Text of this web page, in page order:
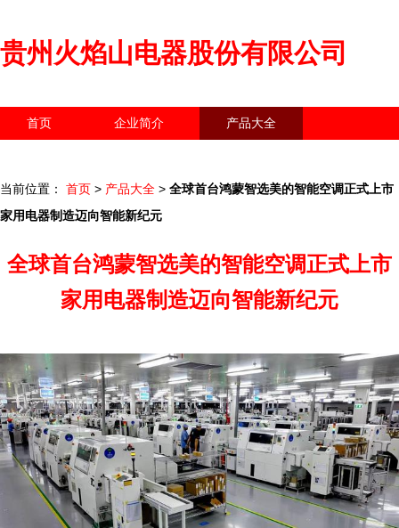
贵州火焰山电器股份有限公司
首页 企业简介 产品大全
当前位置： 首页 > 产品大全 > 全球首台鸿蒙智选美的智能空调正式上市
家用电器制造迈向智能新纪元
全球首台鸿蒙智选美的智能空调正式上市
家用电器制造迈向智能新纪元